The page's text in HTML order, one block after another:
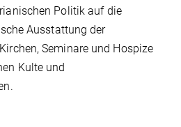
Politik auf die
Ausstattung der
Seminare und Hospize
Kulte und